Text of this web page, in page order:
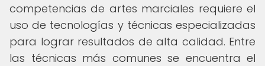
competencias de artes marciales requiere el
uso de tecnologías y técnicas especializadas
para lograr resultados de alta calidad. Entre
las técnicas más comunes se encuentra el